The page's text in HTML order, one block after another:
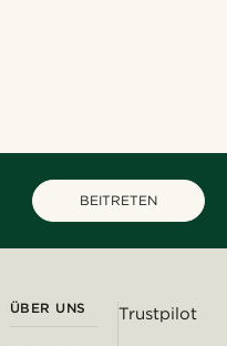
BEITRETEN
ÜBER UNS Trustpilot